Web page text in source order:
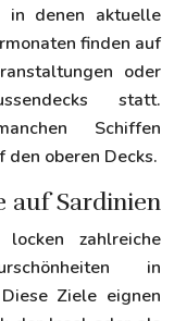
in denen aktuelle
finden auf
oder
statt.
Schiffen
den oberen Decks.
auf Sardinien
zahlreiche
in
Ziele eignen